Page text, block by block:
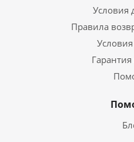
Условия
Правила